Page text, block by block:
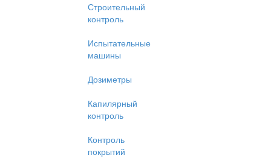
Строительный
контроль
Испытательные
машины
Дозиметры
Капилярный
контроль
Контроль
покрытий